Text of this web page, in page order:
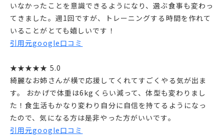
いなかったことを意識できるようになり、選ぶ食事も変わっ
てきました。週1回ですが、トレーニングする時間を作れて
いることがとても嬉しいです！
引用元google口コミ
★★★★★ 5.0
綺麗なお姉さんが横で応援してくれてすごくやる気が出ま
す。 おかげで体重は6kgくらい減って、体型も変わりまし
た！食生活もかなり変わり自分に自信を持てるようになっ
たので、気になる方は是非やった方がいいです。
引用元google口コミ